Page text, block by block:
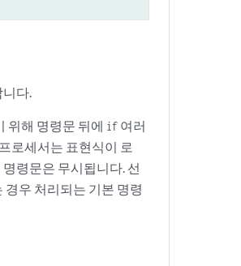
니다.
위해 명령문 뒤에 if 여러
로세서는 표현식이 로
명령문은 무시됩니다. 선
우 처리되는 기본 명령